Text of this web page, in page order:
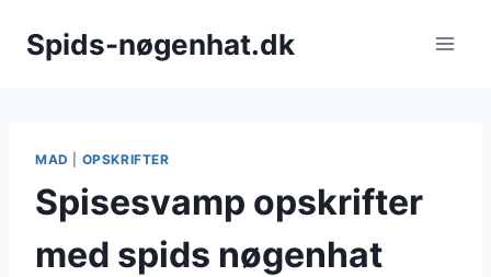
Spids-nøgenhat.dk
MAD OPSKRIFTER
Spisesvamp opskrifter
med spids nøgenhat